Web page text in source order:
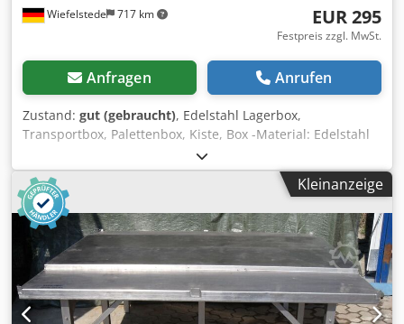
Wiefelstede 717 km EUR 295
Festpreis zzgl. MwSt.
Anfragen Anrufen
Zustand: gut (gebraucht), Edelstahl Lagerbox,
Transportbox, Palettenbox, Kiste, Box -Material: Edelstahl
4301 -Anzahl: 1 Stück vorhanden -Abmessungen:
1150/800/H920 mm Chjdpeb A I Ntefx Aikoa -Gewicht: 98 kg
Kleinanzeige